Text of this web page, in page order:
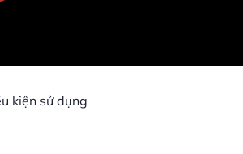
kiện sử dụng